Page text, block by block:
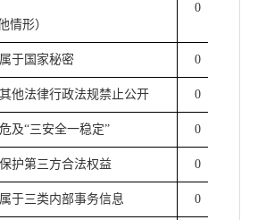
情形）
0
属于国家秘密 0
其他法律行政法规禁止公开 0
危及“三安全一稳定” 0
保护第三方合法权益 0
属于三类内部事务信息 0